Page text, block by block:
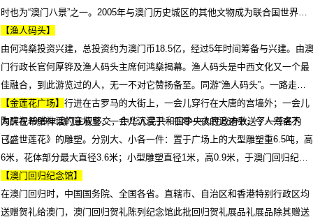
时也为“澳门八景”之一。2005年与澳门历史城区的其他文物成为联合国世界文
化遗产。
【渔人码头】
由何鸿燊投资兴建，总投资约为澳门币18.5亿，经过5年时间筹备与兴建。由澳
门行政长官何厚铧及渔人码头主席何鸿燊揭幕。渔人码头是中西文化又一个最
佳融合，到此游览过的人，无一不对它赞扬备至。同游“渔人码头”。一路走
来，仿佛一会儿行进在古罗马的大街上，一会儿穿行在大唐的宫墙外；一会儿
陶醉在希腊神话的意境里，一会儿沉浸于一千零一夜的追述中，令人兴奋不
已。
【金莲花广场】
为庆祝1999年澳门主权移交，中华人民共和国中央人民政府致送了一尊名为
《盛世莲花》的雕塑。分别大、小各一件：置于广场上的大型雕塑重6.5吨，高
6米，花体部分最大直径3.6米；小型雕塑直径1米，高0.9米，于澳门回归纪念
馆展出。
【澳门回归纪念馆】
在澳门回归时，中国国务院、全国各省。直辖市、自治区和香港特别行政区均
送赠贺礼给澳门，澳门回归贺礼陈列纪念馆此批回归贺礼展品礼展品除其赠送